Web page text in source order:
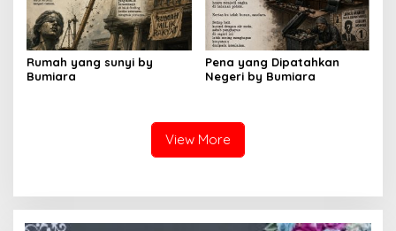
Rumah yang sunyi by
Bumiara
Pena yang Dipatahkan
Negeri by Bumiara
View More